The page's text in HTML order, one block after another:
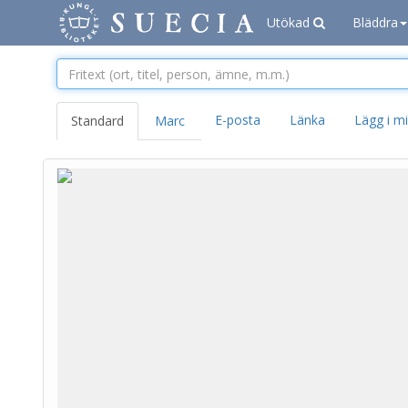
Utökad Bläddra
Standard Marc E-posta Länka Lägg i